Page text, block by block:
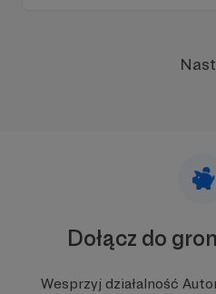
Dołącz do
Wesprzyj działalność